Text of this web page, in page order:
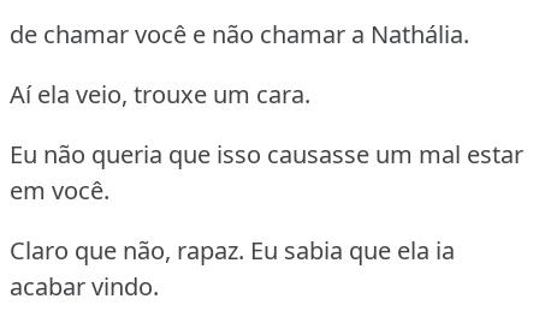
de chamar você e não chamar a Nathália.
Aí ela veio, trouxe um cara.
Eu não queria que isso causasse um mal estar
em você.
Claro que não, rapaz. Eu sabia que ela ia
acabar vindo.